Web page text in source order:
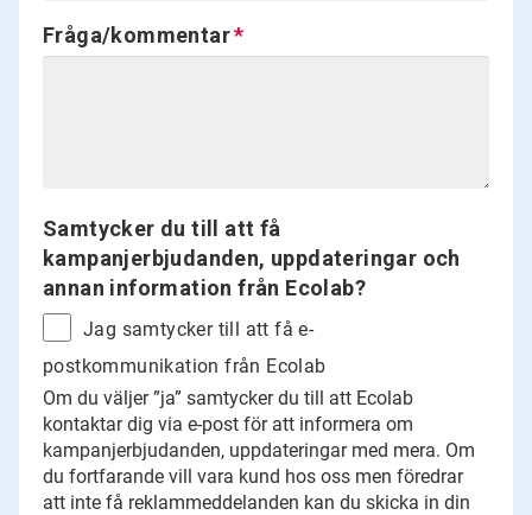
Fråga/kommentar
Samtycker du till att få
kampanjerbjudanden, uppdateringar och
annan information från Ecolab?
Jag samtycker till att få e-
postkommunikation från Ecolab
Om du väljer ”ja” samtycker du till att Ecolab
kontaktar dig via e-post för att informera om
kampanjerbjudanden, uppdateringar med mera. Om
du fortfarande vill vara kund hos oss men föredrar
att inte få reklammeddelanden kan du skicka in din